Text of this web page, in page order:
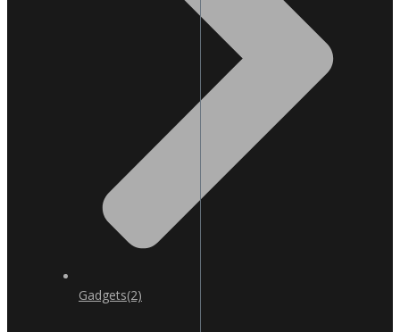
Gadgets(2)